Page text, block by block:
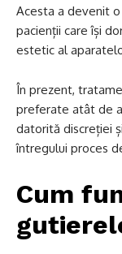
Acesta a devenit
pacienții care își
estetic al
În prezent,
preferate atât de
datorită discreției
întregului proces
Cum